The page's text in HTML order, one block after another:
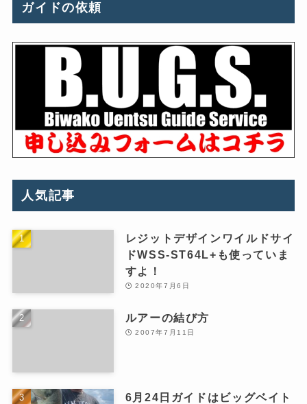
ガイドの依頼
人気記事
レジットデザインワイルドサイ
ドWSS-ST64L+も使っていま
すよ！
2020年7月6日
ルアーの結び方
2007年7月11日
6月24日ガイドはビッグベイト